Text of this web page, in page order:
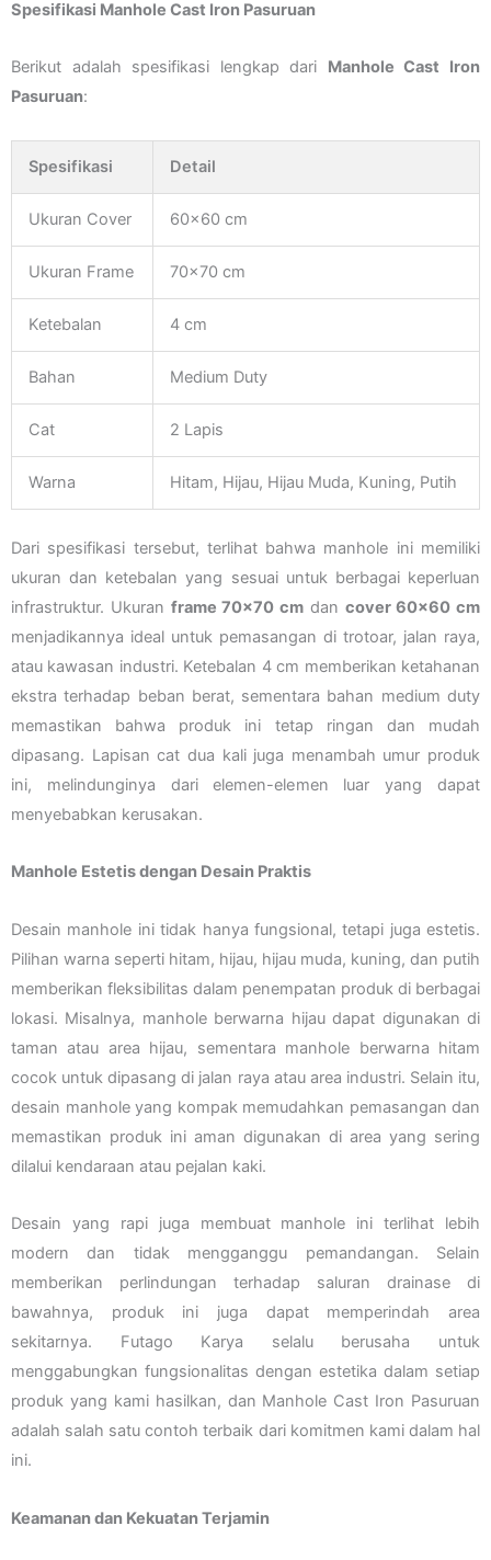
Spesifikasi Manhole Cast Iron Pasuruan
Berikut adalah spesifikasi lengkap dari Manhole Cast Iron
Pasuruan:
Spesifikasi Detail
Ukuran Cover 60×60 cm
Ukuran Frame 70×70 cm
Ketebalan 4 cm
Bahan Medium Duty
Cat 2 Lapis
Warna Hitam, Hijau, Hijau Muda, Kuning, Putih
Dari spesifikasi tersebut, terlihat bahwa manhole ini memiliki
ukuran dan ketebalan yang sesuai untuk berbagai keperluan
infrastruktur. Ukuran frame 70×70 cm dan cover 60×60 cm
menjadikannya ideal untuk pemasangan di trotoar, jalan raya,
atau kawasan industri. Ketebalan 4 cm memberikan ketahanan
ekstra terhadap beban berat, sementara bahan medium duty
memastikan bahwa produk ini tetap ringan dan mudah
dipasang. Lapisan cat dua kali juga menambah umur produk
ini, melindunginya dari elemen-elemen luar yang dapat
menyebabkan kerusakan.
Manhole Estetis dengan Desain Praktis
Desain manhole ini tidak hanya fungsional, tetapi juga estetis.
Pilihan warna seperti hitam, hijau, hijau muda, kuning, dan putih
memberikan fleksibilitas dalam penempatan produk di berbagai
lokasi. Misalnya, manhole berwarna hijau dapat digunakan di
taman atau area hijau, sementara manhole berwarna hitam
cocok untuk dipasang di jalan raya atau area industri. Selain itu,
desain manhole yang kompak memudahkan pemasangan dan
memastikan produk ini aman digunakan di area yang sering
dilalui kendaraan atau pejalan kaki.
Desain yang rapi juga membuat manhole ini terlihat lebih
modern dan tidak mengganggu pemandangan. Selain
memberikan perlindungan terhadap saluran drainase di
bawahnya, produk ini juga dapat memperindah area
sekitarnya. Futago Karya selalu berusaha untuk
menggabungkan fungsionalitas dengan estetika dalam setiap
produk yang kami hasilkan, dan Manhole Cast Iron Pasuruan
adalah salah satu contoh terbaik dari komitmen kami dalam hal
ini.
Keamanan dan Kekuatan Terjamin